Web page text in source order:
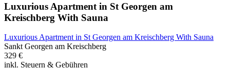
Luxurious Apartment in St Georgen am
Kreischberg With Sauna
Luxurious Apartment in St Georgen am Kreischberg With Sauna
Sankt Georgen am Kreischberg
329 €
inkl. Steuern & Gebühren